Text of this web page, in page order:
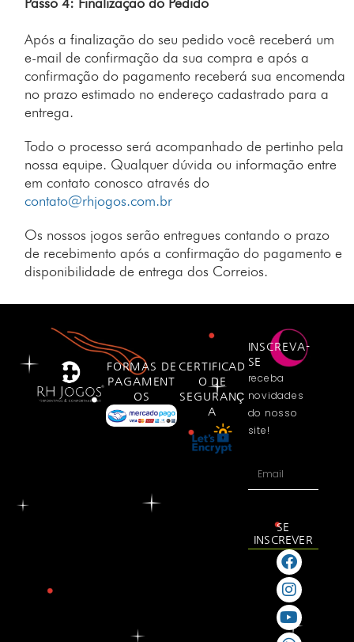
Após a finalização do seu pedido você receberá um
e-mail de confirmação da sua compra e após a
confirmação do pagamento receberá sua encomenda
no prazo estimado no endereço cadastrado para a
entrega.
Todo o processo será acompanhado de pertinho pela
nossa equipe. Qualquer dúvida ou informação entre
em contato conosco através do
contato@rhjogos.com.br
Os nossos jogos serão entregues contando o prazo
de recebimento após a confirmação do pagamento e
disponibilidade de entrega dos Correios.
FORMAS DE
PAGAMENT
OS
CERTIFICAD
O DE
SEGURANÇ
A
INSCREVA-
SE
receba
novidades
do nosso
site!
SE
INSCREVER